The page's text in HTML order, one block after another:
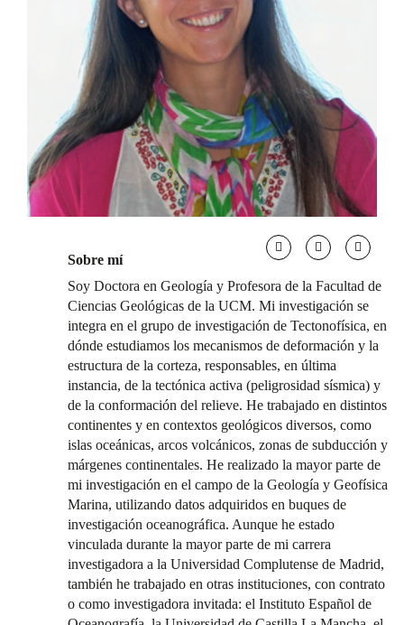
Sobre mí
Soy Doctora en Geología y Profesora de la Facultad de
Ciencias Geológicas de la UCM. Mi investigación se
integra en el grupo de investigación de Tectonofísica, en
dónde estudiamos los mecanismos de deformación y la
estructura de la corteza, responsables, en última
instancia, de la tectónica activa (peligrosidad sísmica) y
de la conformación del relieve. He trabajado en distintos
continentes y en contextos geológicos diversos, como
islas oceánicas, arcos volcánicos, zonas de subducción y
márgenes continentales. He realizado la mayor parte de
mi investigación en el campo de la Geología y Geofísica
Marina, utilizando datos adquiridos en buques de
investigación oceanográfica. Aunque he estado
vinculada durante la mayor parte de mi carrera
investigadora a la Universidad Complutense de Madrid,
también he trabajado en otras instituciones, con contrato
o como investigadora invitada: el Instituto Español de